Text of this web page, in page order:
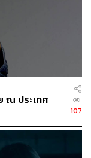
ณ ประเทศ
107